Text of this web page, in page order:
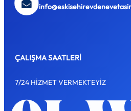
ÇALIŞMA SAATLERİ
7/24 HİZMET VERMEKTEYİZ